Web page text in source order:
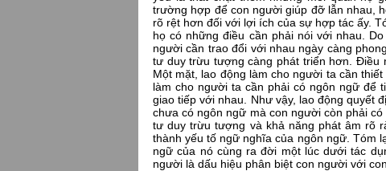
trường hợp để con người giúp đỡ lẫn nhau,
rõ rệt hơn đối với lợi ích của sự hợp tác ấy.
họ có những điều cần phải nói với nhau.
người cần trao đổi với nhau ngày càng
tư duy trừu tượng càng phát triển hơn. Điều
Một mặt, lao động làm cho người ta cần
làm cho người ta cần phải có ngôn ngữ để
giao tiếp với nhau. Như vậy, lao động quyết
chưa có ngôn ngữ mà con người còn phải
tư duy trừu tượng và khả năng phát âm rõ
thành yếu tố ngữ nghĩa của ngôn ngữ. Tóm
ngữ của nó cùng ra đời một lúc dưới tác
người là dấu hiệu phân biệt con người với